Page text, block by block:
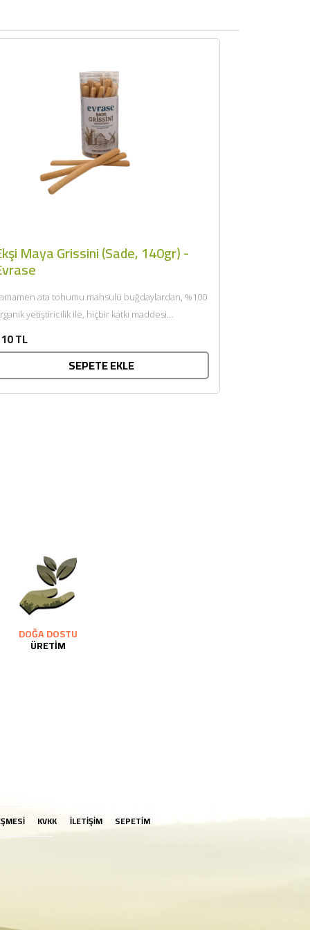
Maya Grissini (Sade, 140gr) -
ata tohumu mahsulü buğdaylardan, %100
yetiştiricilik ile, hiçbir katkı maddesi
TL
SEPETE EKLE
DOĞA DOSTU
ÜRETİM
KVKK İLETİŞİM SEPETİM